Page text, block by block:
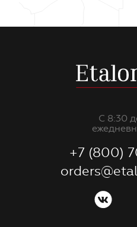
С 8:30
+7 (800)